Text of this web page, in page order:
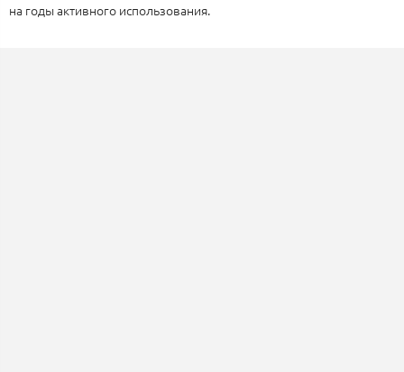
на годы активного использования.